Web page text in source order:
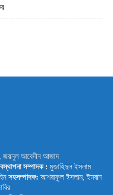
জয়নুল আবেদীন আজাদ
সম্পাদক : মুজাহিদুল ইসলাম
সহসম্পাদক: আশরাফুল ইসলাম, ইমরান